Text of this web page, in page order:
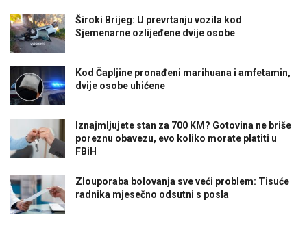
Široki Brijeg: U prevrtanju vozila kod
Sjemenarne ozlijeđene dvije osobe
Kod Čapljine pronađeni marihuana i amfetamin,
dvije osobe uhićene
Iznajmljujete stan za 700 KM? Gotovina ne briše
poreznu obavezu, evo koliko morate platiti u
FBiH
Zlouporaba bolovanja sve veći problem: Tisuće
radnika mjesečno odsutni s posla